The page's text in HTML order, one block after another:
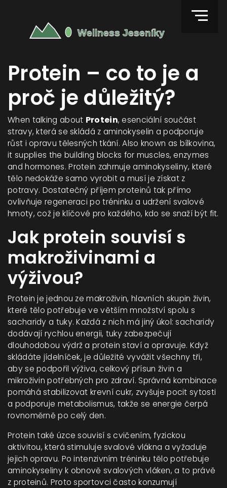
Protein – co to je a
proč je důležitý?
When talking about Protein,esenciální součást
stravy, která se skládá z aminokyselin a podporuje
růst i opravu tělesných tkání. Also known as bílkovina,
it supplies the building blocks for muscles, enzymes
and hormones. Protein zahrnuje aminokyseliny, které
tělo nedokáže samo vyrobit a musí je získat z
potravy. Dostatečný příjem proteinů tak přímo
ovlivňuje regeneraci po tréninku a udržení svalové
hmoty, což je klíčové pro každého, kdo se snaží být fit.
Jak protein souvisí s
makroživinami a
výživou?
Protein je jednou zemakroživin, hlavních skupin živin,
které tělo potřebuje ve větším množství spolu s
sacharidy a tuky. Každá z nich má jiný úkol: sacharidy
dodávají rychlou energii, tuky zabezpečují
dlouhodobou výdrž a protein staví a opravuje. Když
skládáte jídelníček, je důležité vyvážit všechny tři,
aby se podpořil výživa,celkový přísun živin a
mikroživin potřebných pro zdraví. Správná kombinace
pomáhá stabilizovat krevní cukr, zvyšuje pocit sytosti
a podporuje metabolismus, takže se energie čerpá
rovnoměrně po celý den.
Protein také úzce souvisí scvičením,fyzickou
aktivitou, která stimuluje svalové vlákna a vyžaduje
jejich opravu. Po intenzivním tréninku tělo potřebuje
aminokyseliny k obnově svalových vláken, a to právě
z proteinů. Proto sportovci často konzumují